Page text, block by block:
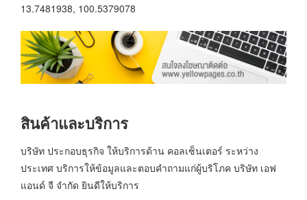
13.7481938, 100.5379078
สินค้าและบริการ
บริษัท ประกอบธุรกิจ ให้บริการด้าน คอลเซ็นเตอร์ ระหว่าง
ประเทศ บริการให้ข้อมูลและตอบคำถามแก่ผู้บริโภค บริษัท เอฟ
แอนด์ จี จำกัด ยินดีให้บริการ